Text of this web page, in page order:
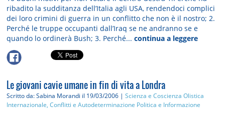
ribadito la sudditanza dell’Italia agli USA, rendendoci complici
dei loro crimini di guerra in un conflitto che non è il nostro; 2.
Perché le truppe occupanti dall’Iraq se ne andranno se e
quando lo ordinerà Bush; 3. Perché...continua a leggere
Le giovani cavie umane in fin di vita a Londra
Scritto da: Sabina Morandi il 19/03/2006 |Scienza e Coscienza Olistica
Internazionale, Conflitti e Autodeterminazione Politica e Informazione